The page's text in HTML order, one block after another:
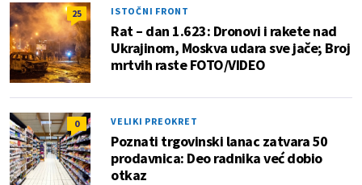
25 ISTOČNI FRONT
Rat – dan 1.623: Dronovi i rakete nad
Ukrajinom, Moskva udara sve jače; Broj
mrtvih raste FOTO/VIDEO
0 VELIKI PREOKRET
Poznati trgovinski lanac zatvara 50
prodavnica: Deo radnika već dobio
otkaz